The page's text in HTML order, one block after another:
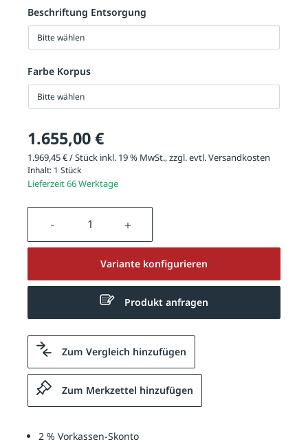
Beschriftung Entsorgung
Bitte wählen
Farbe Korpus
Bitte wählen
1.655,00 €
1.969,45 € / Stück inkl. 19 % MwSt., zzgl. evtl.Versandkosten
Inhalt: 1 Stück
Lieferzeit 66 Werktage
Produkt Anzahl: Gib den
Variante konfigurieren
Produkt anfragen
Zum Vergleich hinzufügen
Zum Merkzettel hinzufügen
2 % Vorkassen-Skonto